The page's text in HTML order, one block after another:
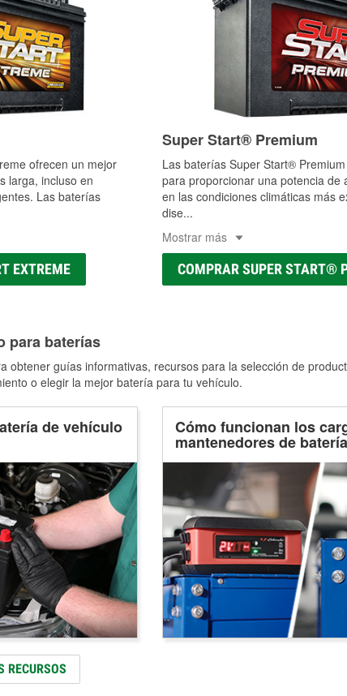
ofrecen un mejor
larga, incluso en
Las baterías
EXTREME
Super Start® Premium
Las baterías Super Start®
para proporcionar una potencia de
en las condiciones climáticas más
dise...
Mostrar más
COMPRAR SUPER START®
para baterías
guías informativas, recursos para la selección de
o elegir la mejor batería para tu vehículo.
de vehículo Cómo funcionan los
mantenedores de
RECURSOS